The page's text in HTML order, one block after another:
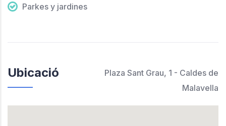
Parkes y jardines
Ubicació
Plaza Sant Grau, 1 - Caldes de
Malavella